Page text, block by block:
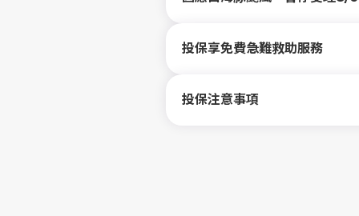
投保享免費急難救助服務
投保注意事項